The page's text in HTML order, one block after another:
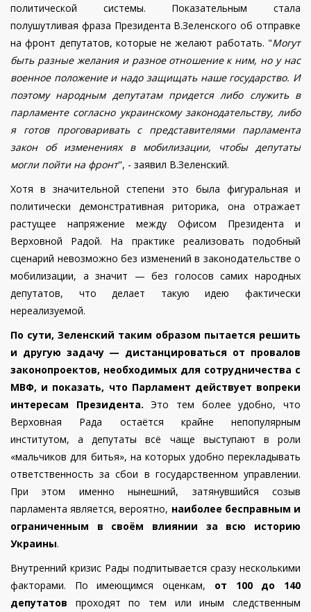
политической системы. Показательным стала
полушутливая фраза Президента В.Зеленского об отправке
на фронт депутатов, которые не желают работать. "Могут
быть разные желания и разное отношение к ним, но у нас
военное положение и надо защищать наше государство. И
поэтому народным депутатам придется либо служить в
парламенте согласно украинскому законодательству, либо
я готов проговаривать с представителями парламента
закон об изменениях в мобилизации, чтобы депутаты
могли пойти на фронт", - заявил В.Зеленский.
Хотя в значительной степени это была фигуральная и
политически демонстративная риторика, она отражает
растущее напряжение между Офисом Президента и
Верховной Радой. На практике реализовать подобный
сценарий невозможно без изменений в законодательстве о
мобилизации, а значит — без голосов самих народных
депутатов, что делает такую идею фактически
нереализуемой.
По сути, Зеленский таким образом пытается решить
и другую задачу — дистанцироваться от провалов
законопроектов, необходимых для сотрудничества с
МВФ, и показать, что Парламент действует вопреки
интересам Президента. Это тем более удобно, что
Верховная Рада остаётся крайне непопулярным
институтом, а депутаты всё чаще выступают в роли
«мальчиков для битья», на которых удобно перекладывать
ответственность за сбои в государственном управлении.
При этом именно нынешний, затянувшийся созыв
парламента является, вероятно, наиболее бесправным и
ограниченным в своём влиянии за всю историю
Украины.
Внутренний кризис Рады подпитывается сразу несколькими
факторами. По имеющимся оценкам, от 100 до 140
депутатов проходят по тем или иным следственным